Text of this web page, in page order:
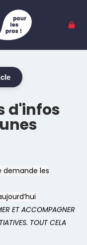
d'infos
demande les
ET ACCOMPAGNER
TOUT CELA